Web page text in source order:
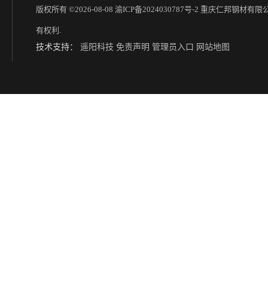
版权所有 ©2026-08-08 渝ICP备2024030787号-2 重庆仁邦钢材有限
有权利.
技术支持： 遥阳科技 免责声明 管理员入口 网站地图